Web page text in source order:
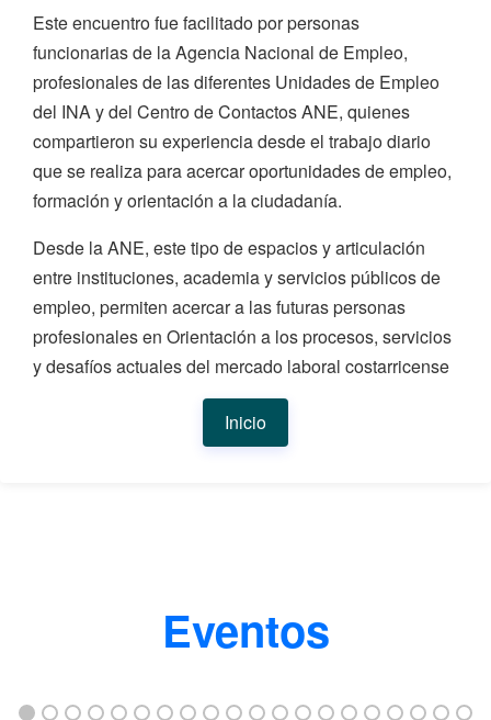
Este encuentro fue facilitado por personas
funcionarias de la Agencia Nacional de Empleo,
profesionales de las diferentes Unidades de Empleo
del INA y del Centro de Contactos ANE, quienes
compartieron su experiencia desde el trabajo diario
que se realiza para acercar oportunidades de empleo,
formación y orientación a la ciudadanía.
Desde la ANE, este tipo de espacios y articulación
entre instituciones, academia y servicios públicos de
empleo, permiten acercar a las futuras personas
profesionales en Orientación a los procesos, servicios
y desafíos actuales del mercado laboral costarricense
Inicio
Eventos